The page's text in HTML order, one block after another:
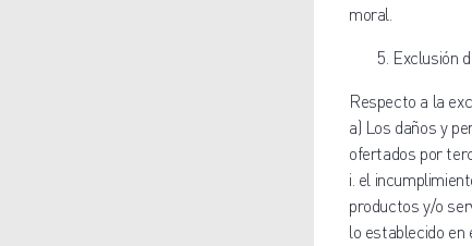
moral.
Exclusión
Respecto a la
a) Los daños y
ofertados por
i. el
productos y/o
lo establecido en